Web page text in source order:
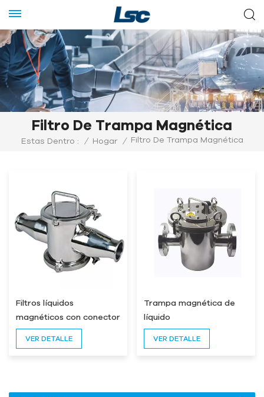
Filtro De Trampa Magnética
Estas Dentro : / Hogar / Filtro De Trampa Magnética
Filtros líquidos
magnéticos con conector
de interfaz rápida
VER DETALLE
Trampa magnética de
líquido
VER DETALLE